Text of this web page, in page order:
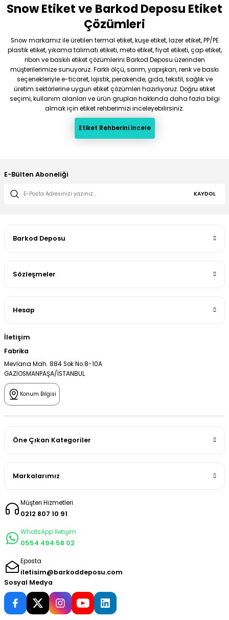
Gönder
Snow Etiket ve Barkod Deposu Etiket
Çözümleri
Snow markamız ile üretilen termal etiket, kuşe etiket, lazer etiket, PP/PE
plastik etiket, yıkama talimatı etiketi, meto etiket, fiyat etiketi, çap etiket,
ribon ve baskılı etiket çözümlerini Barkod Deposu üzerinden
müşterilerimize sunuyoruz. Farklı ölçü, sarım, yapışkan, renk ve baskı
seçenekleriyle e-ticaret, lojistik, perakende, gıda, tekstil, sağlık ve
üretim sektörlerine uygun etiket çözümleri hazırlıyoruz. Doğru etiket
seçimi, kullanım alanları ve ürün grupları hakkında daha fazla bilgi
almak için etiket rehberimizi inceleyebilirsiniz.
Etiket Rehberini İncele
E-Bülten Aboneliği
KAYDOL
Barkod Deposu
Sözleşmeler
Hesap
İletişim
Fabrika
Mevlana Mah. 884 Sok No:8-10A
GAZİOSMANPAŞA/İSTANBUL
Konum Bilgisi
Öne Çıkan Kategoriler
Markalarımız
Müşteri Hizmetleri
0212 807 10 91
WhatsApp İletişim
0554 494 58 02
Eposta
iletisim@barkoddeposu.com
Sosyal Medya